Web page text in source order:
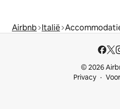
Airbnb Italië
© 2026
Privacy